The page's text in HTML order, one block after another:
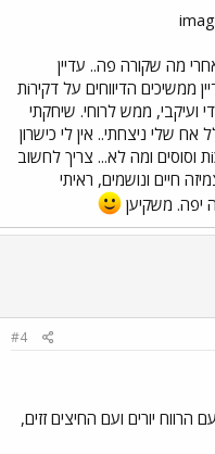
מה שקורה פה.. עדיין
ממשיכים פה תיאורי המזג אויר... עדיין ממשיכים הדיווחים על דקירiת
ועיקבי, ממש לרוחי. שיחקתי
שלי ניצחתי.. אין לי כישרון
בזה בגרוש... אוכלים לי חופשי מלכiת וסוסים ומה לא... צריך לחשוב
חיים ונושמים, ראיתי
יפה. משקיען
#4
יורים ועם החיצים זזים,